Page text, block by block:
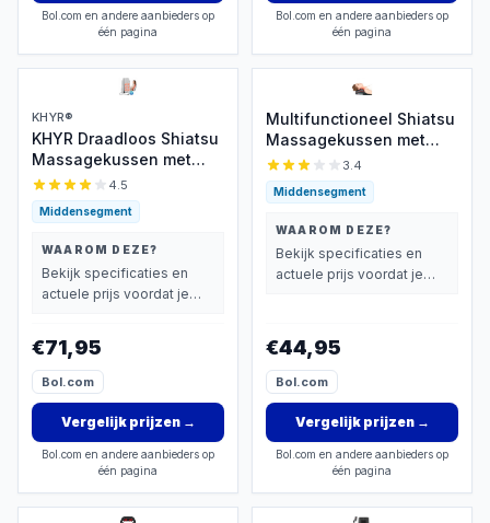
Bol.com en andere aanbieders op
één pagina
Bol.com en andere aanbieders op
één pagina
KHYR®
KHYR Draadloos Shiatsu
Massagekussen met
Warmte
4.5
Middensegment
WAAROM DEZE?
Bekijk specificaties en
actuele prijs voordat je
€71,95
Bol.com
Vergelijk prijzen→
Bol.com en andere aanbieders op
één pagina
Multifunctioneel Shiatsu
Massagekussen met
Warmte
3.4
Middensegment
WAAROM DEZE?
Bekijk specificaties en
actuele prijs voordat je
€44,95
Bol.com
Vergelijk prijzen→
Bol.com en andere aanbieders op
één pagina